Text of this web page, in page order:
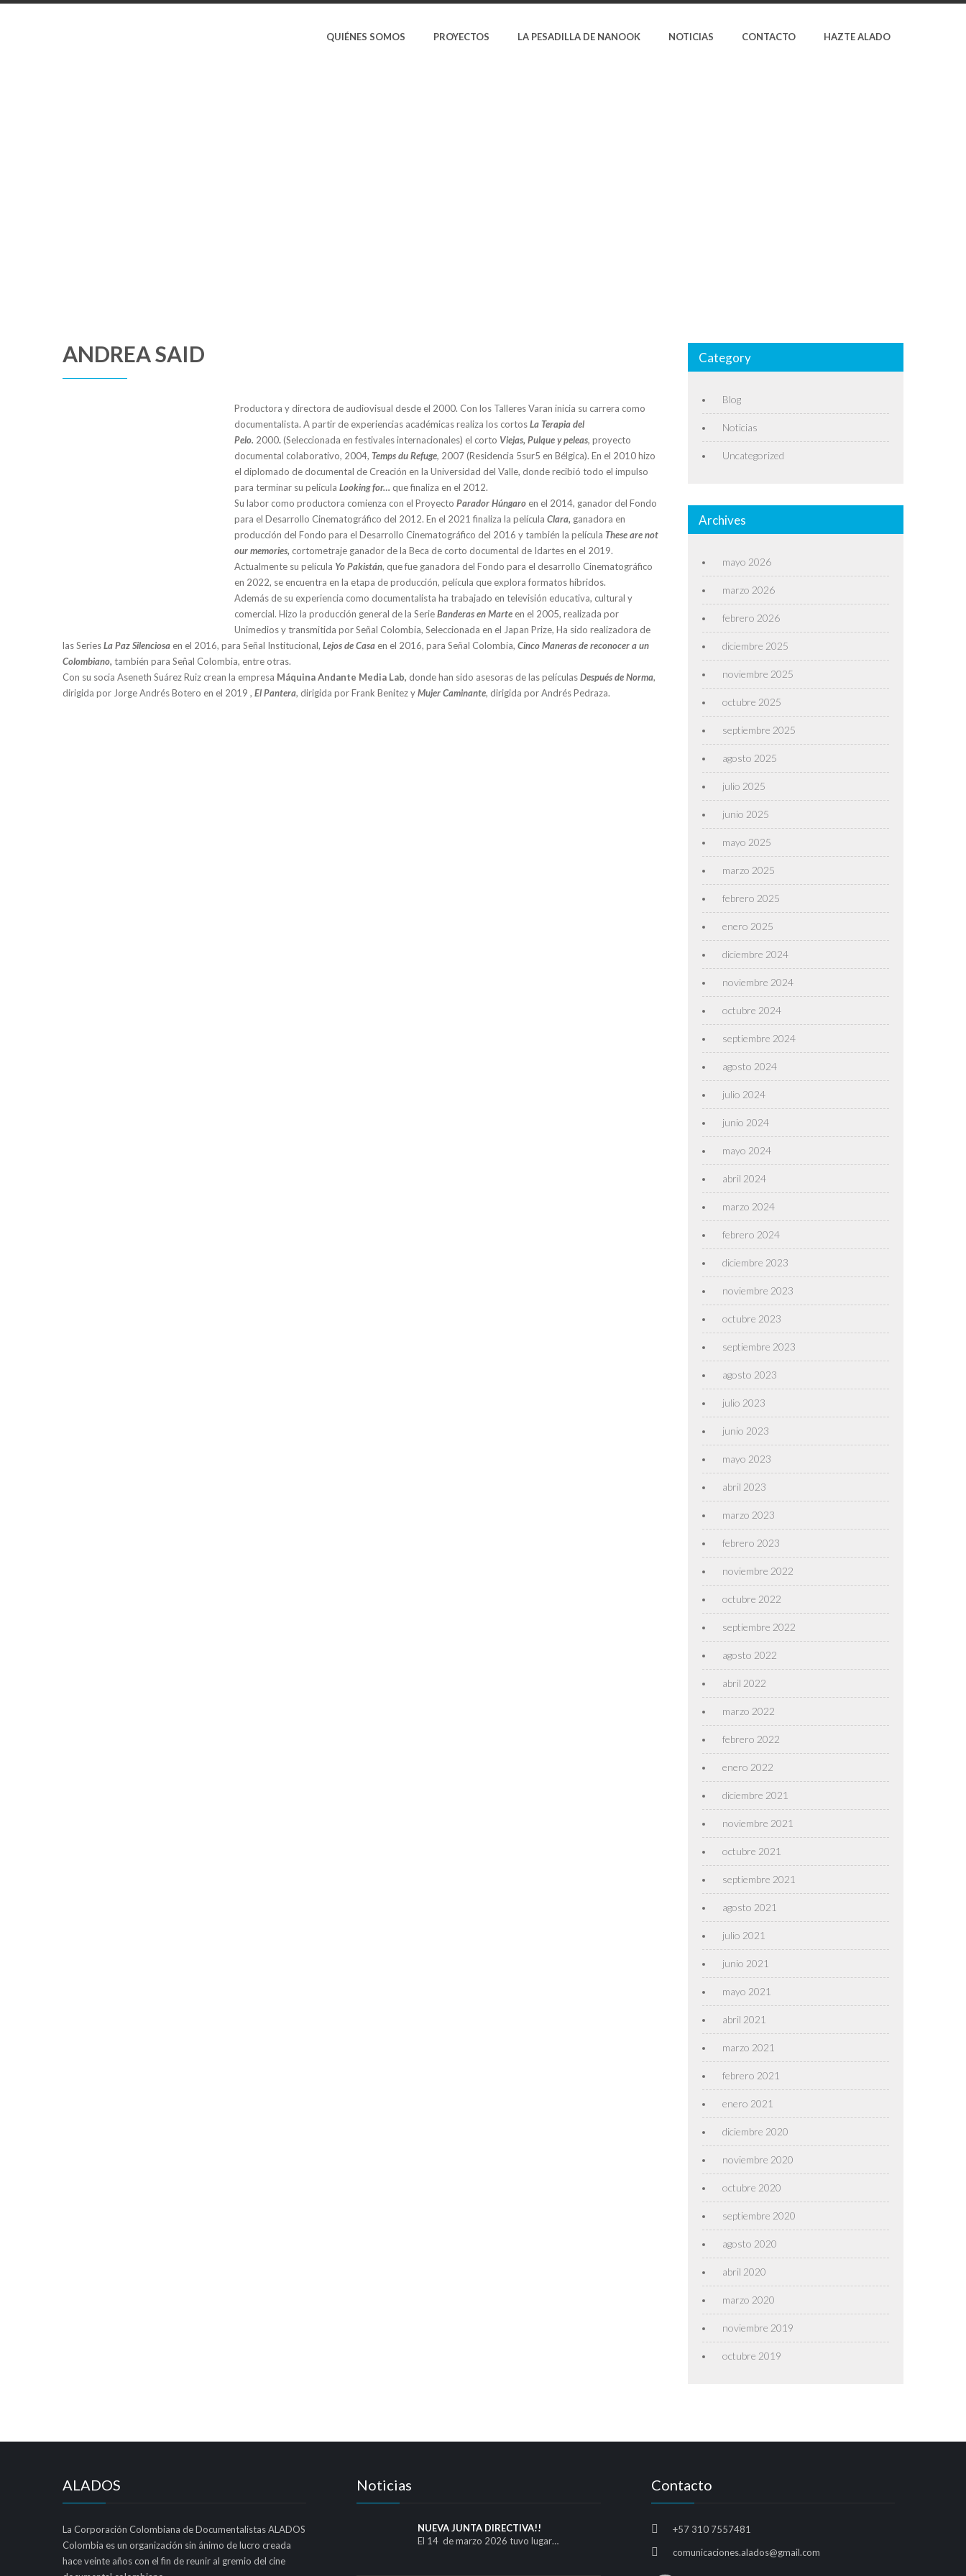
QUIÉNES SOMOS PROYECTOS LA PESADILLA DE NANOOK NOTICIAS CONTACTO HAZTE ALADO
ANDREA SAID
Productora y directora de audiovisual desde el 2000. Con los Talleres Varan inicia su carrera como
documentalista. A partir de experiencias académicas realiza los cortosLa Terapia del
Pelo. 2000.(Seleccionada en festivales internacionales) el corto Viejas, Pulque y peleas, proyecto
documental colaborativo, 2004, Temps du Refuge, 2007 (Residencia 5sur5 en Bélgica). En el 2010 hizo
el diplomado de documental de Creación en la Universidad del Valle, donde recibió todo el impulso
para terminar su película Looking for… que finaliza en el 2012.
Su labor como productora comienza con el Proyecto Parador Húngaro en el 2014, ganador del Fondo
para el Desarrollo Cinematográfico del 2012. En el 2021 finaliza la película Clara, ganadora en
producción del Fondo para el Desarrollo Cinematográfico del 2016 y también la película These are not
our memories, cortometraje ganador de la Beca de corto documental de Idartes en el 2019.
Actualmente su película Yo Pakistán, que fue ganadora del Fondo para el desarrollo Cinematográfico
en 2022, se encuentra en la etapa de producción, película que explora formatos híbridos.
Además de su experiencia como documentalista ha trabajado en televisión educativa, cultural y
comercial. Hizo la producción general de la SerieBanderas en Marte en el 2005, realizada por
Unimedios y transmitida por Señal Colombia, Seleccionada en el Japan Prize, Ha sido realizadora de
las SeriesLa Paz Silenciosa en el 2016, para Señal Institucional, Lejos de Casa en el 2016, para Señal Colombia, Cinco Maneras de reconocer a un
Colombiano, también para Señal Colombia, entre otras.
Con su socia Aseneth Suárez Ruiz crean la empresa Máquina Andante Media Lab, donde han sido asesoras de las películasDespués de Norma,
dirigida por Jorge Andrés Botero en el 2019 , El Pantera, dirigida por Frank Benitez yMujer Caminante, dirigida por Andrés Pedraza.
Category
Blog
Noticias
Uncategorized
Archives
mayo 2026
marzo 2026
febrero 2026
diciembre 2025
noviembre 2025
octubre 2025
septiembre 2025
agosto 2025
julio 2025
junio 2025
mayo 2025
marzo 2025
febrero 2025
enero 2025
diciembre 2024
noviembre 2024
octubre 2024
septiembre 2024
agosto 2024
julio 2024
junio 2024
mayo 2024
abril 2024
marzo 2024
febrero 2024
diciembre 2023
noviembre 2023
octubre 2023
septiembre 2023
agosto 2023
julio 2023
junio 2023
mayo 2023
abril 2023
marzo 2023
febrero 2023
noviembre 2022
octubre 2022
septiembre 2022
agosto 2022
abril 2022
marzo 2022
febrero 2022
enero 2022
diciembre 2021
noviembre 2021
octubre 2021
septiembre 2021
agosto 2021
julio 2021
junio 2021
mayo 2021
abril 2021
marzo 2021
febrero 2021
enero 2021
diciembre 2020
noviembre 2020
octubre 2020
septiembre 2020
agosto 2020
abril 2020
marzo 2020
noviembre 2019
octubre 2019
ALADOS
La Corporación Colombiana de Documentalistas ALADOS
Colombia es un organización sin ánimo de lucro creada
hace veinte años con el fin de reunir al gremio del cine
Noticias
NUEVA JUNTA DIRECTIVA!!
El 14 de marzo 2026 tuvo lugar…
Contacto
+57 310 7557481
comunicaciones.alados@gmail.com